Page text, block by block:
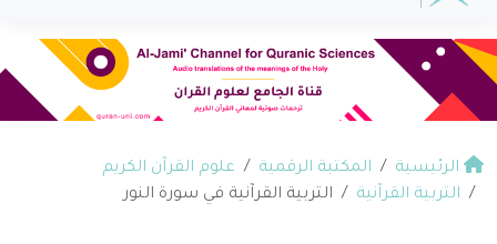
الرئيسية المكتبة الرقمية
علوم القرآن الكريم
التربية القرآنية
التربية القرآنية في سورة النور